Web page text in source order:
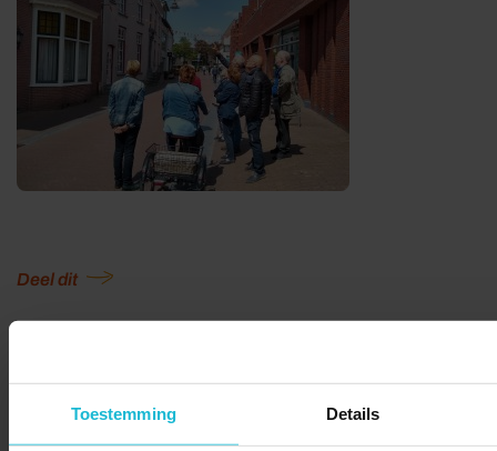
Toestemming Details
Deel dit